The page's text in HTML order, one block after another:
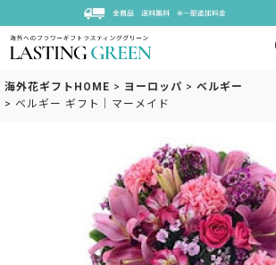
海外花ギフトHOME > ヨーロッパ > ベルギー
> ベルギー ギフト｜マーメイド